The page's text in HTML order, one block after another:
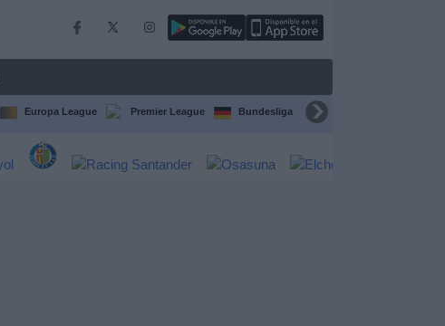
Europa League Premier League Bundesliga Supercopa de España